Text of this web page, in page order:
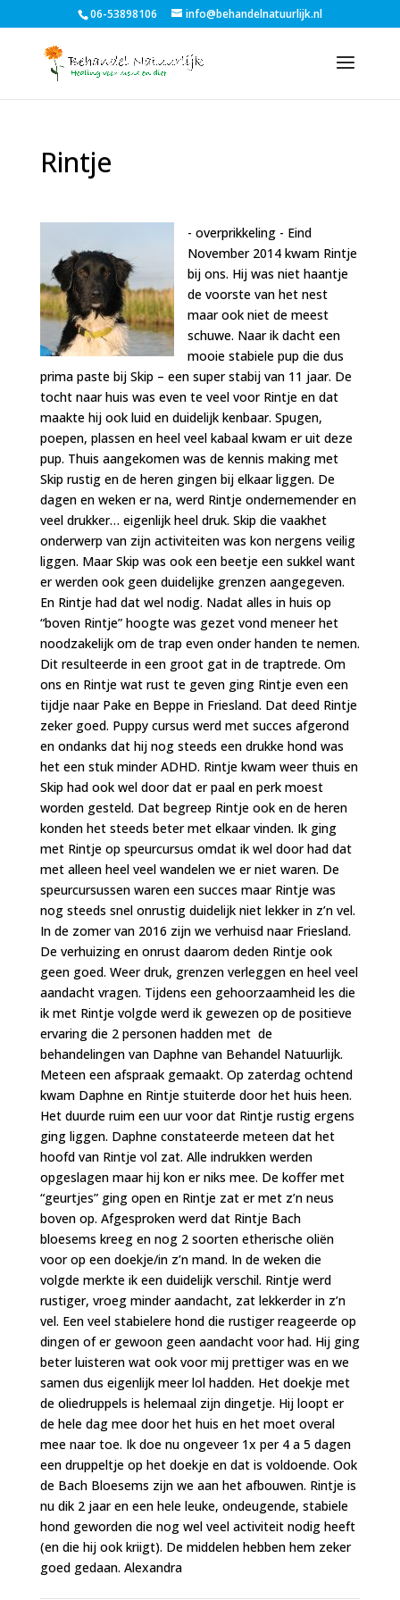
06-53898106 info@behandelnatuurlijk.nl
Rintje
- overprikkeling - Eind
November 2014 kwam Rintje
bij ons. Hij was niet haantje
de voorste van het nest
maar ook niet de meest
schuwe. Naar ik dacht een
mooie stabiele pup die dus
prima paste bij Skip – een super stabij van 11 jaar. De
tocht naar huis was even te veel voor Rintje en dat
maakte hij ook luid en duidelijk kenbaar. Spugen,
poepen, plassen en heel veel kabaal kwam er uit deze
pup. Thuis aangekomen was de kennis making met
Skip rustig en de heren gingen bij elkaar liggen. De
dagen en weken er na, werd Rintje ondernemender en
veel drukker… eigenlijk heel druk. Skip die vaakhet
onderwerp van zijn activiteiten was kon nergens veilig
liggen. Maar Skip was ook een beetje een sukkel want
er werden ook geen duidelijke grenzen aangegeven.
En Rintje had dat wel nodig. Nadat alles in huis op
“boven Rintje” hoogte was gezet vond meneer het
noodzakelijk om de trap even onder handen te nemen.
Dit resulteerde in een groot gat in de traptrede. Om
ons en Rintje wat rust te geven ging Rintje even een
tijdje naar Pake en Beppe in Friesland. Dat deed Rintje
zeker goed. Puppy cursus werd met succes afgerond
en ondanks dat hij nog steeds een drukke hond was
het een stuk minder ADHD. Rintje kwam weer thuis en
Skip had ook wel door dat er paal en perk moest
worden gesteld. Dat begreep Rintje ook en de heren
konden het steeds beter met elkaar vinden. Ik ging
met Rintje op speurcursus omdat ik wel door had dat
met alleen heel veel wandelen we er niet waren. De
speurcursussen waren een succes maar Rintje was
nog steeds snel onrustig duidelijk niet lekker in z’n vel.
In de zomer van 2016 zijn we verhuisd naar Friesland.
De verhuizing en onrust daarom deden Rintje ook
geen goed. Weer druk, grenzen verleggen en heel veel
aandacht vragen. Tijdens een gehoorzaamheid les die
ik met Rintje volgde werd ik gewezen op de positieve
ervaring die 2 personen hadden met de
behandelingen van Daphne van Behandel Natuurlijk.
Meteen een afspraak gemaakt. Op zaterdag ochtend
kwam Daphne en Rintje stuiterde door het huis heen.
Het duurde ruim een uur voor dat Rintje rustig ergens
ging liggen. Daphne constateerde meteen dat het
hoofd van Rintje vol zat. Alle indrukken werden
opgeslagen maar hij kon er niks mee. De koffer met
“geurtjes” ging open en Rintje zat er met z’n neus
boven op. Afgesproken werd dat Rintje Bach
bloesems kreeg en nog 2 soorten etherische oliën
voor op een doekje/in z’n mand. In de weken die
volgde merkte ik een duidelijk verschil. Rintje werd
rustiger, vroeg minder aandacht, zat lekkerder in z’n
vel. Een veel stabielere hond die rustiger reageerde op
dingen of er gewoon geen aandacht voor had. Hij ging
beter luisteren wat ook voor mij prettiger was en we
samen dus eigenlijk meer lol hadden. Het doekje met
de oliedruppels is helemaal zijn dingetje. Hij loopt er
de hele dag mee door het huis en het moet overal
mee naar toe. Ik doe nu ongeveer 1x per 4 a 5 dagen
een druppeltje op het doekje en dat is voldoende. Ook
de Bach Bloesems zijn we aan het afbouwen. Rintje is
nu dik 2 jaar en een hele leuke, ondeugende, stabiele
hond geworden die nog wel veel activiteit nodig heeft
(en die hij ook kriigt). De middelen hebben hem zeker
goed gedaan. Alexandra